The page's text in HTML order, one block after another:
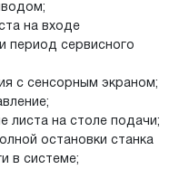
на входе
период сервисного
с сенсорным экраном;
листа на столе подачи;
остановки станка
в системе;